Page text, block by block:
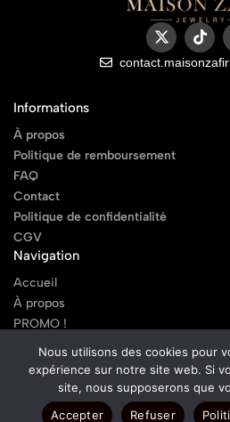
Informations
À propos
Politique de remboursement
FAQ
Contact
Politique de confidentialité
CGV
Navigation
Accueil
À propos
PROMO !
Nos Produits
Contact
Journal
Nous utilisons des cookies pour
expérience sur notre site web. Si
site, nous supposerons que
Accepter
Refuser